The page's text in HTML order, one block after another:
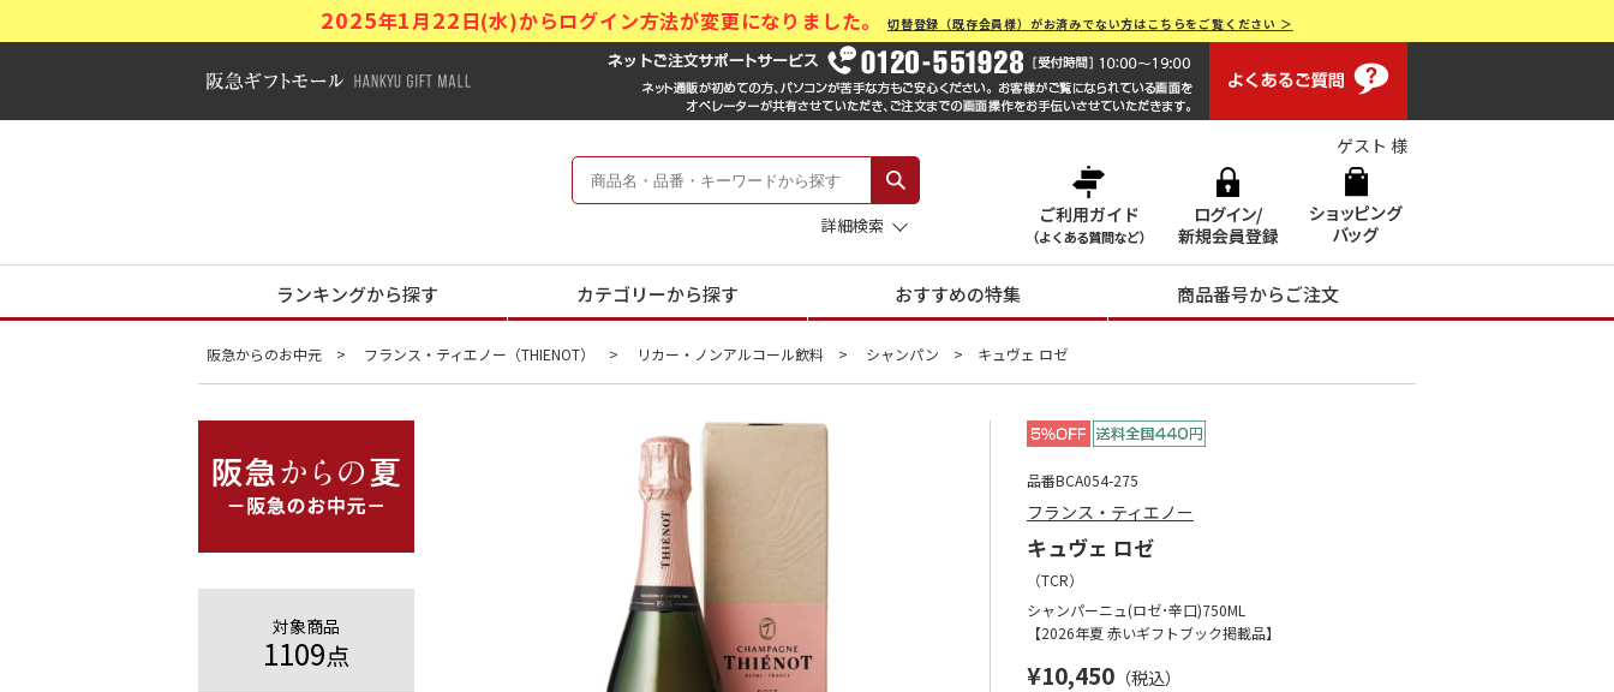
2025年1月22日(水)からログイン方法が変更になりました。切替登録（既存会員様）がお済みでない方はこちらをご覧ください ＞
阪急ギフトモール Hankyu Gift Mall
画面操作で困ったらお電話でサポート 0120-551928 [
阪急からの夏 -阪急のお中元-
詳細検索
ゲスト 様
ランキングから探す カテゴリーから探す おすすめの特集 商品番号からご注文
阪急からのお中元 フランス・ティエノー（THIENOT） リカー・ノンアルコール飲料 シャンパン キュヴェ ロゼ
品番BCA054-275
フランス・ティエノー
キュヴェ ロゼ
（TCR）
シャンパーニュ(ロゼ･辛口)750ML
【2026年夏 赤いギフトブック掲載品】
¥10,450 （税込）
対象商品
1109点